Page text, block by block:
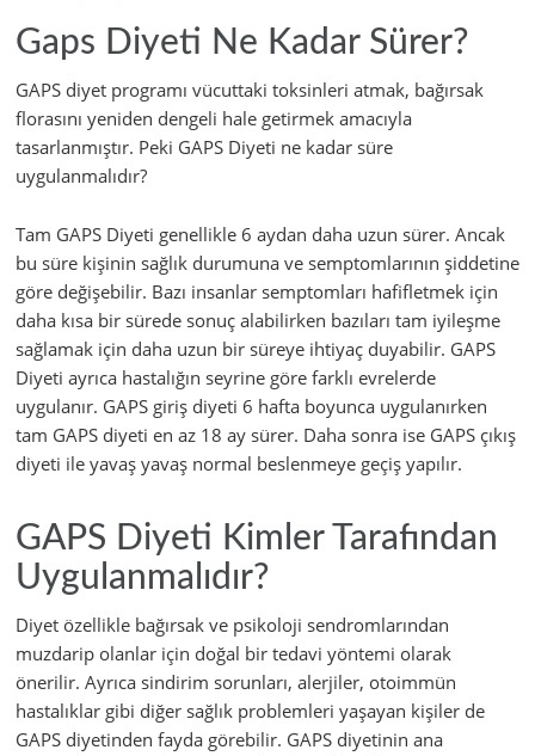
Gaps Diyeti Ne Kadar Sürer?
GAPS diyet programı vücuttaki toksinleri atmak, bağırsak
florasını yeniden dengeli hale getirmek amacıyla
tasarlanmıştır. Peki GAPS Diyeti ne kadar süre
uygulanmalıdır?
Tam GAPS Diyeti genellikle 6 aydan daha uzun sürer. Ancak
bu süre kişinin sağlık durumuna ve semptomlarının şiddetine
göre değişebilir. Bazı insanlar semptomları hafifletmek için
daha kısa bir sürede sonuç alabilirken bazıları tam iyileşme
sağlamak için daha uzun bir süreye ihtiyaç duyabilir. GAPS
Diyeti ayrıca hastalığın seyrine göre farklı evrelerde
uygulanır. GAPS giriş diyeti 6 hafta boyunca uygulanırken
tam GAPS diyeti en az 18 ay sürer. Daha sonra ise GAPS çıkış
diyeti ile yavaş yavaş normal beslenmeye geçiş yapılır.
GAPS Diyeti Kimler Tarafından
Uygulanmalıdır?
Diyet özellikle bağırsak ve psikoloji sendromlarından
muzdarip olanlar için doğal bir tedavi yöntemi olarak
önerilir. Ayrıca sindirim sorunları, alerjiler, otoimmün
hastalıklar gibi diğer sağlık problemleri yaşayan kişiler de
GAPS diyetinden fayda görebilir. GAPS diyetinin ana